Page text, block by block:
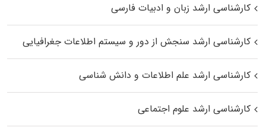
کارشناسی ارشد زبان و ادبیات فارسی
کارشناسی ارشد سنجش از دور و سیستم اطلاعات جغرافیایی
کارشناسی ارشد علم اطلاعات و دانش شناسی
کارشناسی ارشد علوم اجتماعی